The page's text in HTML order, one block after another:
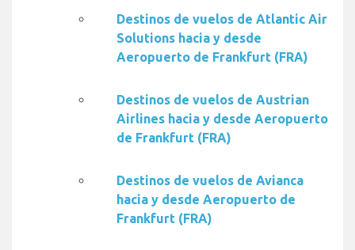
Destinos de vuelos de Atlantic Air
Solutions hacia y desde
Aeropuerto de Frankfurt (FRA)
Destinos de vuelos de Austrian
Airlines hacia y desde Aeropuerto
de Frankfurt (FRA)
Destinos de vuelos de Avianca
hacia y desde Aeropuerto de
Frankfurt (FRA)